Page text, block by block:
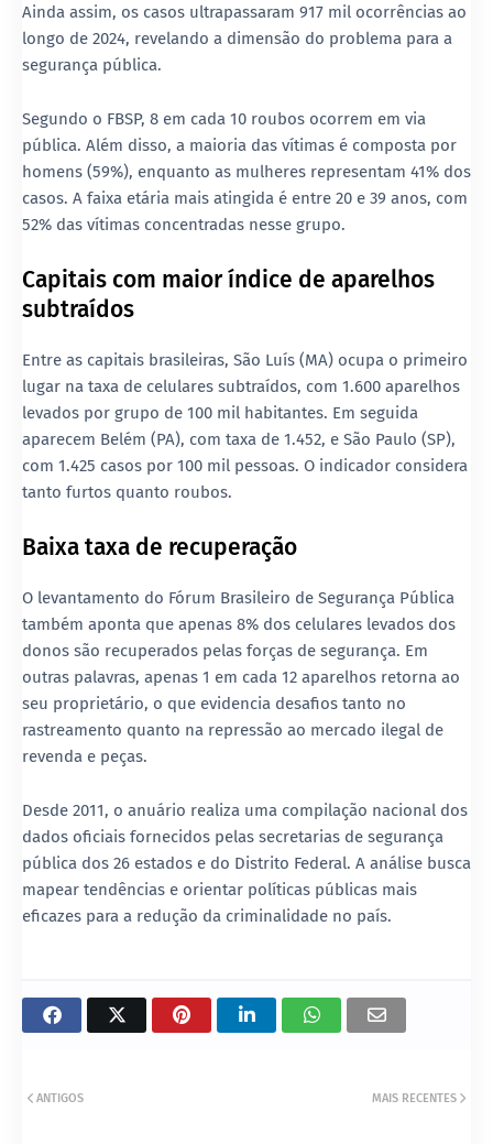
Ainda assim, os casos ultrapassaram 917 mil ocorrências ao
longo de 2024, revelando a dimensão do problema para a
segurança pública.
Segundo o FBSP, 8 em cada 10 roubos ocorrem em via
pública. Além disso, a maioria das vítimas é composta por
homens (59%), enquanto as mulheres representam 41% dos
casos. A faixa etária mais atingida é entre 20 e 39 anos, com
52% das vítimas concentradas nesse grupo.
Capitais com maior índice de aparelhos
subtraídos
Entre as capitais brasileiras, São Luís (MA) ocupa o primeiro
lugar na taxa de celulares subtraídos, com 1.600 aparelhos
levados por grupo de 100 mil habitantes. Em seguida
aparecem Belém (PA), com taxa de 1.452, e São Paulo (SP),
com 1.425 casos por 100 mil pessoas. O indicador considera
tanto furtos quanto roubos.
Baixa taxa de recuperação
O levantamento do Fórum Brasileiro de Segurança Pública
também aponta que apenas 8% dos celulares levados dos
donos são recuperados pelas forças de segurança. Em
outras palavras, apenas 1 em cada 12 aparelhos retorna ao
seu proprietário, o que evidencia desafios tanto no
rastreamento quanto na repressão ao mercado ilegal de
revenda e peças.
Desde 2011, o anuário realiza uma compilação nacional dos
dados oficiais fornecidos pelas secretarias de segurança
pública dos 26 estados e do Distrito Federal. A análise busca
mapear tendências e orientar políticas públicas mais
eficazes para a redução da criminalidade no país.
MAIS RECENTES
ANTIGOS